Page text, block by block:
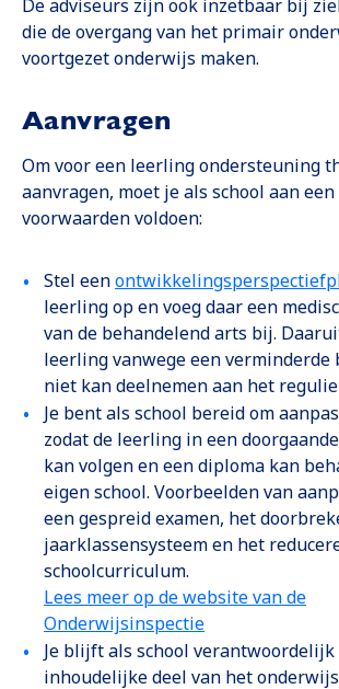
De adviseurs zijn ook inzetbaar bij
die de overgang van het primair
voortgezet onderwijs maken.
Aanvragen
Om voor een leerling ondersteuning
aanvragen, moet je als school aan
voorwaarden voldoen:
Stel een
leerling op en voeg daar een
van de behandelend arts bij.
leerling vanwege een verminderde
niet kan deelnemen aan het
Je bent als school bereid om
zodat de leerling in een
kan volgen en een diploma kan
eigen school. Voorbeelden van
een gespreid examen, het
jaarklassensysteem en het
schoolcurriculum.
Lees meer op de website van de
Onderwijsinspectie
Je blijft als school
inhoudelijke deel van het